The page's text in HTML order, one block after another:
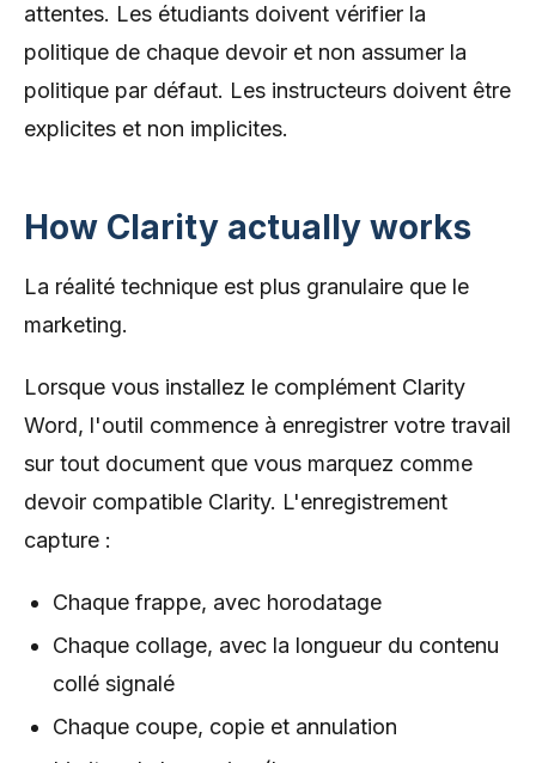
attentes. Les étudiants doivent vérifier la
politique de chaque devoir et non assumer la
politique par défaut. Les instructeurs doivent être
explicites et non implicites.
How Clarity actually works
La réalité technique est plus granulaire que le
marketing.
Lorsque vous installez le complément Clarity
Word, l'outil commence à enregistrer votre travail
sur tout document que vous marquez comme
devoir compatible Clarity. L'enregistrement
capture :
Chaque frappe, avec horodatage
Chaque collage, avec la longueur du contenu
collé signalé
Chaque coupe, copie et annulation